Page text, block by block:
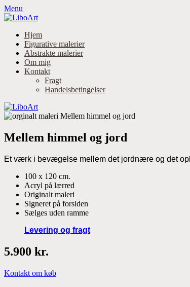
Menu
Hjem
Figurative malerier
Abstrakte malerier
Om mig
Kontakt
Fragt
Handelsbetingelser
Mellem himmel og jord
Et værk i bevægelse mellem det jordnære og det
100 x 120 cm.
Acryl på lærred
Originalt maleri
Signeret på forsiden
Sælges uden ramme
Levering og fragt
5.900 kr.
Kontakt om køb